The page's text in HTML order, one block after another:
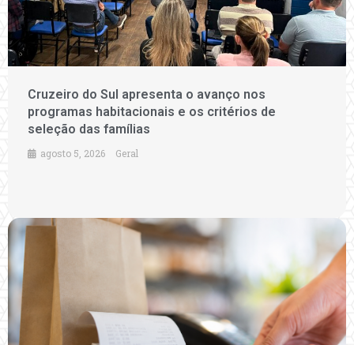
Cruzeiro do Sul apresenta o avanço nos
programas habitacionais e os critérios de
seleção das famílias
agosto 5, 2026 Geral